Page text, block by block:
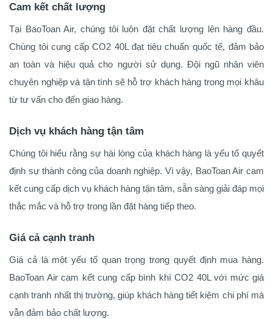
Cam kết chất lượng
Tại BaoToan Air, chúng tôi luôn đặt chất lượng lên hàng đầu.
Chúng tôi cung cấp CO2 40L đạt tiêu chuẩn quốc tế, đảm bảo
an toàn và hiệu quả cho người sử dụng. Đội ngũ nhân viên
chuyên nghiệp và tận tình sẽ hỗ trợ khách hàng trong mọi khâu
từ tư vấn cho đến giao hàng.
Dịch vụ khách hàng tận tâm
Chúng tôi hiểu rằng sự hài lòng của khách hàng là yếu tố quyết
định sự thành công của doanh nghiệp. Vì vậy, BaoToan Air cam
kết cung cấp dịch vụ khách hàng tận tâm, sẵn sàng giải đáp mọi
thắc mắc và hỗ trợ trong lần đặt hàng tiếp theo.
Giá cả cạnh tranh
Giá cả là một yếu tố quan trọng trong quyết định mua hàng.
BaoToan Air cam kết cung cấp bình khí CO2 40L với mức giá
cạnh tranh nhất thị trường, giúp khách hàng tiết kiệm chi phí mà
vẫn đảm bảo chất lượng.